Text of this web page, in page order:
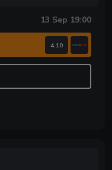
13 Sep 19:00
4.10